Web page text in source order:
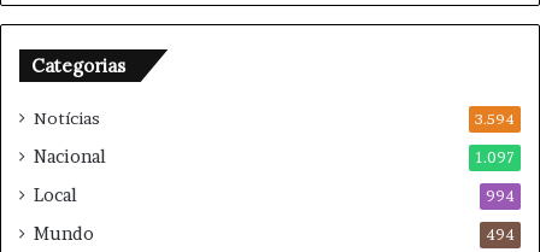
e
n
o
n
Categorias
Notícias 3.594
Nacional 1.097
Local 994
Mundo 494